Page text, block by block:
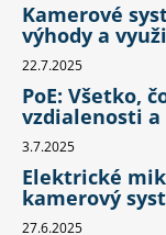
Kamerové
výhody a
22.7.2025
PoE: Všetko,
vzdialenosti a
3.7.2025
Elektrické
kamerový
27.6.2025